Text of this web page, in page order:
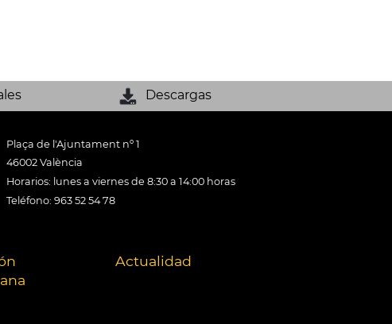
Descargas
Plaça de l'Ajuntament nº 1
46002 València
Horarios: lunes a viernes de 8:30 a 14:00 horas
Teléfono: 963 52 54 78
Actualidad